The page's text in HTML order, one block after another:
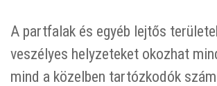
A partfalak és egyéb lejtős
veszélyes helyzeteket okozhat
mind a közelben tartózkodók